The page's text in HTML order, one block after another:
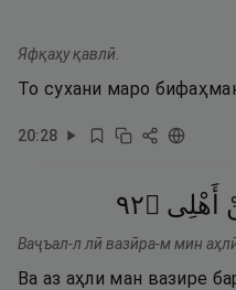
Яфқаҳу қавлӣ.
То сухани маро
20:28
أَهْلِى ۝٢٩
Ваҷъал-л лӣ вазӣра-м мин
Ва аз аҳли ман вазире